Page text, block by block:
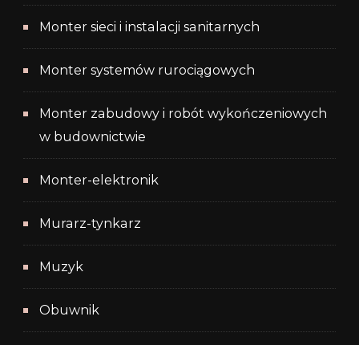
Monter sieci i instalacji sanitarnych
Monter systemów rurociągowych
Monter zabudowy i robót wykończeniowych
w budownictwie
Monter-elektronik
Murarz-tynkarz
Muzyk
Obuwnik